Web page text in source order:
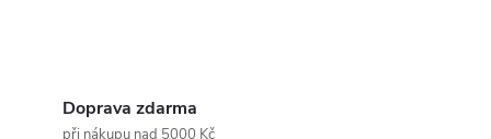
Doprava zdarma
při nákupu nad 5000 Kč